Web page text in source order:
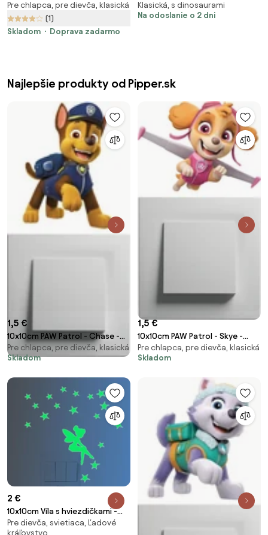
farmy - textilná nálepka na
stenu
Pre chlapca, pre dievča, klasická
(1)
Skladom
Doprava zadarmo
v lese
Klasická, s dinosaurami
Na odoslanie o 2 dni
Najlepšie produkty od Pipper.sk
1,5 €
10x10cm PAW Patrol - Chase -
nálepka nad vypínač
Pre chlapca, pre dievča, klasická
Skladom
1,5 €
10x10cm PAW Patrol - Skye -
nálepka nad vypínač
Pre chlapca, pre dievča, klasická
Skladom
2 €
10x10cm Víla s hviezdičkami -
fosforová nálepka nad vypínač
Pre dievča, svietiaca, Ľadové
kráľovstvo